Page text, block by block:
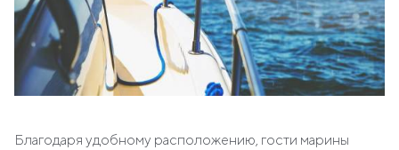
Благодаря удобному расположению, гости марины